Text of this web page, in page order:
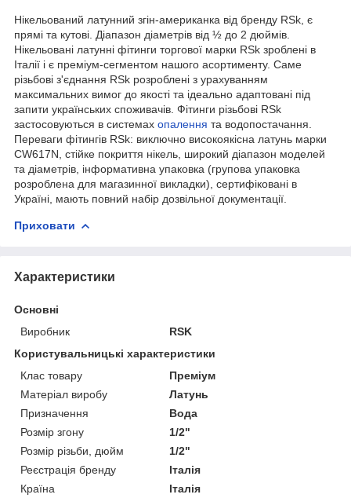
Нікельований латунний згін-американка від бренду RSk, є
прямі та кутові. Діапазон діаметрів від ½ до 2 дюймів.
Нікельовані латунні фітинги торгової марки RSk зроблені в
Італії і є преміум-сегментом нашого асортименту. Саме
різьбові з'єднання RSk розроблені з урахуванням
максимальних вимог до якості та ідеально адаптовані під
запити українських споживачів. Фітинги різьбові RSk
застосовуються в системах опалення та водопостачання.
Переваги фітингів RSk: виключно високоякісна латунь марки
CW617N, стійке покриття нікель, широкий діапазон моделей
та діаметрів, інформативна упаковка (групова упаковка
розроблена для магазинної викладки), сертифіковані в
Україні, мають повний набір дозвільної документації.
Приховати
Характеристики
Основні
Виробник
RSK
Користувальницькі характеристики
Клас товару
Преміум
Матеріал виробу
Латунь
Призначення
Вода
Розмір згону
1/2"
Розмір різьби, дюйм
1/2"
Реєстрація бренду
Італія
Країна
Італія